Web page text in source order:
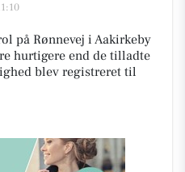
på Rønnevej i Aakirkeby
hurtigere end de tilladte
blev registreret til